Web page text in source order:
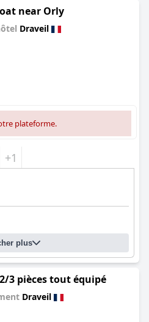
near Orly
Draveil
plateforme.
+1
plus
3 pièces tout équipé
Draveil